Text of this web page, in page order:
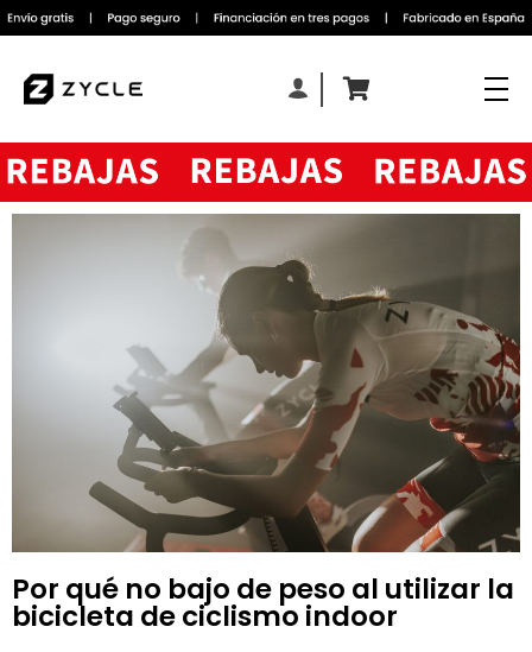
Por qué no bajo de peso al utilizar la
bicicleta de ciclismo indoor